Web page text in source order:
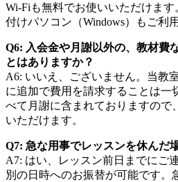
Wi-Fiも無料でお使いいただけます
付けパソコン（Windows）もご利
Q6: 入会金や月謝以外の、教材費
とはありますか？
A6: いいえ、ございません。当教
に追加で費用を請求することは一
べて月謝に含まれておりますので
いただけます。
Q7: 急な用事でレッスンを休んだ
A7: はい、レッスン前日までにご
別の日時へのお振替が可能です。